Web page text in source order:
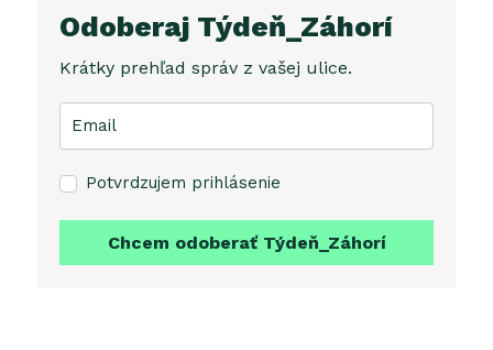
Odoberaj Týdeň_Záhorí
Krátky prehľad správ z vašej ulice.
Potvrdzujem prihlásenie
Chcem odoberať Týdeň_Záhorí